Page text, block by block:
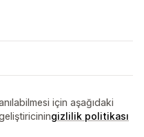
için aşağıdaki
gizlilik politikası